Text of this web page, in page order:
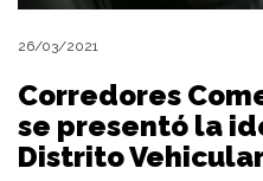
26/03/2021
Corredores
se presentó la
Distrito